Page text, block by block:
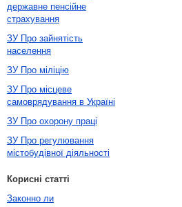
державне пенсійне
страхування
ЗУ Про зайнятість
населення
ЗУ Про міліцію
ЗУ Про місцеве
самоврядування в Україні
ЗУ Про охорону праці
ЗУ Про регулювання
містобудівної діяльності
Корисні статті
Законно ли